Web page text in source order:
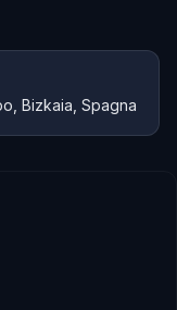
Bizkaia, Spagna